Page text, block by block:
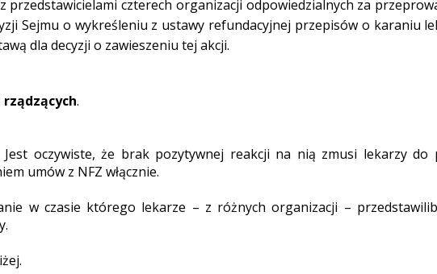
przedstawicielami czterech organizacji odpowiedzialnych za
Sejmu o wykreśleniu z ustawy refundacyjnej przepisów o karaniu
dla decyzji o zawieszeniu tej akcji.
.
oczywiste, że brak pozytywnej reakcji na nią zmusi lekarzy do
umów z NFZ włącznie.
w czasie którego lekarze – z różnych organizacji –